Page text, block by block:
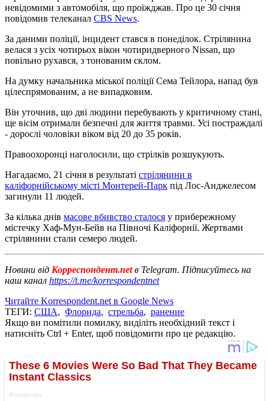
невідомими з автомобіля, що проїжджав. Про це 30 січня
повідомив телеканал CBS News.
За даними поліції, інцидент стався в понеділок. Стрілянина
велася з усіх чотирьох вікон чотиридверного Nissan, що
повільно рухався, з тонованим склом.
На думку начальника міської поліції Сема Тейлора, напад був
цілеспрямованим, а не випадковим.
Він уточнив, що дві людини перебувають у критичному стані,
ще вісім отримали безпечні для життя травми. Усі постраждалі
- дорослі чоловіки віком від 20 до 35 років.
Правоохоронці наголосили, що стрілків розшукують.
Нагадаємо, 21 січня в результаті стрілянини в
каліфорнійському місті Монтерей-Парк під Лос-Анджелесом
загинули 11 людей.
За кілька днів масове вбивство сталося у прибережному
містечку Хаф-Мун-Бейв на Півночі Каліфорнії. Жертвами
стрілянини стали семеро людей.
Новини від Корреспондент.netв Telegram. Підписуйтесь на
наш канал https://t.me/korrespondentnet
Читайте Korrespondent.net в Google News
ТЕГИ: США, Флорида, стрельба, ранение
Якщо ви помітили помилку, виділіть необхідний текст і
натисніть Ctrl + Enter, щоб повідомити про це редакцію.